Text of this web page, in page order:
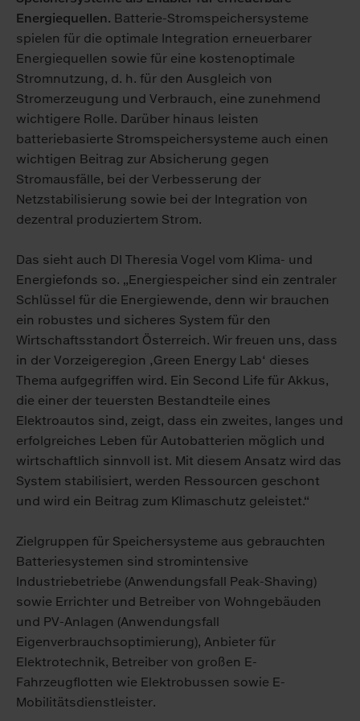
Energiequellen. Batterie-Stromspeichersysteme
spielen für die optimale Integration erneuerbarer
Energiequellen sowie für eine kostenoptimale
Stromnutzung, d. h. für den Ausgleich von
Stromerzeugung und Verbrauch, eine zunehmend
wichtigere Rolle. Darüber hinaus leisten
batteriebasierte Stromspeichersysteme auch einen
wichtigen Beitrag zur Absicherung gegen
Stromausfälle, bei der Verbesserung der
Netzstabilisierung sowie bei der Integration von
dezentral produziertem Strom.
Das sieht auch DI Theresia Vogel vom Klima- und
Energiefonds so. „Energiespeicher sind ein zentraler
Schlüssel für die Energiewende, denn wir brauchen
ein robustes und sicheres System für den
Wirtschaftsstandort Österreich. Wir freuen uns, dass
in der Vorzeigeregion ‚Green Energy Lab‘ dieses
Thema aufgegriffen wird. Ein Second Life für Akkus,
die einer der teuersten Bestandteile eines
Elektroautos sind, zeigt, dass ein zweites, langes und
erfolgreiches Leben für Autobatterien möglich und
wirtschaftlich sinnvoll ist. Mit diesem Ansatz wird das
System stabilisiert, werden Ressourcen geschont
und wird ein Beitrag zum Klimaschutz geleistet.“
Zielgruppen für Speichersysteme aus gebrauchten
Batteriesystemen sind stromintensive
Industriebetriebe (Anwendungsfall Peak-Shaving)
sowie Errichter und Betreiber von Wohngebäuden
und PV-Anlagen (Anwendungsfall
Eigenverbrauchsoptimierung), Anbieter für
Elektrotechnik, Betreiber von großen E-
Fahrzeugflotten wie Elektrobussen sowie E-
Mobilitätsdienstleister.